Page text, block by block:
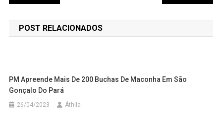
de
Post
POST RELACIONADOS
PM Apreende Mais De 200 Buchas De Maconha Em São
Gonçalo Do Pará
26/04/2023 Áthila